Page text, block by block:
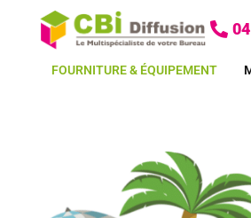
FOURNITURE & ÉQUIPEMENT